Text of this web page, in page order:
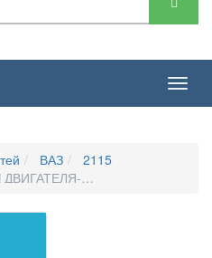
ВАЗ
2115
КАРТЕР МАСЛЯНЫЙ